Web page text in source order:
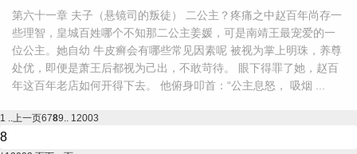
第六十一章 夫子（悬镜司的叛徒） 二公主？疼痛之中赵百年尚存一
些理智，皇城百姓哪个不知那二公主姜媛，可是南靖王最宠爱的一
位公主。她自幼 牛皮癣会有哪些常见因素呢 被视为掌上明珠，养尊
处优，即便是萧王后都视为己出，不敢苛待。 眼下得罪了她，赵百
年这百年老店如何开得下去。 他俯身叩首：“公主息怒， 吸烟 ...
1 ..上一页6789.. 12003